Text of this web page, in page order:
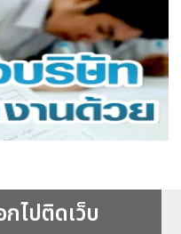
ไปติดเว็บ